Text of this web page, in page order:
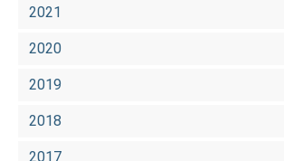
2021
2020
2019
2018
2017